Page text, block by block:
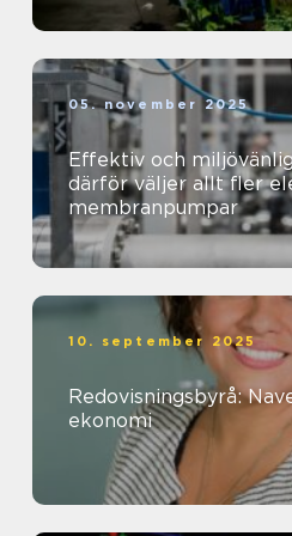
05. november 2025
Effektiv och
därför väljer allt fler
membranpumpar
10. september 2025
Redovisningsbyrå:
ekonomi